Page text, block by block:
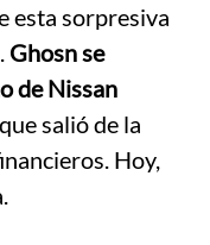
esta sorpresiva
Ghosn se
de Nissan
que salió de la
Hoy,